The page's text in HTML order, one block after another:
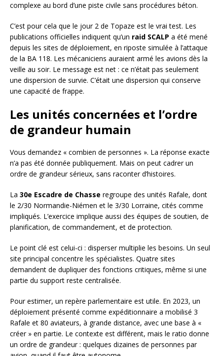
complexe au bord d’une piste civile sans procédures béton.
C’est pour cela que le jour 2 de Topaze est le vrai test. Les
publications officielles indiquent qu’un raid SCALP a été mené
depuis les sites de déploiement, en riposte simulée à l’attaque
de la BA 118. Les mécaniciens auraient armé les avions dès la
veille au soir. Le message est net : ce n’était pas seulement
une dispersion de survie. C’était une dispersion qui conserve
une capacité de frappe.
Les unités concernées et l’ordre
de grandeur humain
Vous demandez « combien de personnes ». La réponse exacte
n’a pas été donnée publiquement. Mais on peut cadrer un
ordre de grandeur sérieux, sans raconter d’histoires.
La 30e Escadre de Chasse regroupe des unités Rafale, dont
le 2/30 Normandie-Niémen et le 3/30 Lorraine, cités comme
impliqués. L’exercice implique aussi des équipes de soutien, de
planification, de commandement, et de protection.
Le point clé est celui-ci : disperser multiplie les besoins. Un seul
site principal concentre les spécialistes. Quatre sites
demandent de dupliquer des fonctions critiques, même si une
partie du support reste centralisée.
Pour estimer, un repère parlementaire est utile. En 2023, un
déploiement présenté comme expéditionnaire a mobilisé 3
Rafale et 80 aviateurs, à grande distance, avec une base à «
créer » en partie. Le contexte est différent, mais le ratio donne
un ordre de grandeur : quelques dizaines de personnes par